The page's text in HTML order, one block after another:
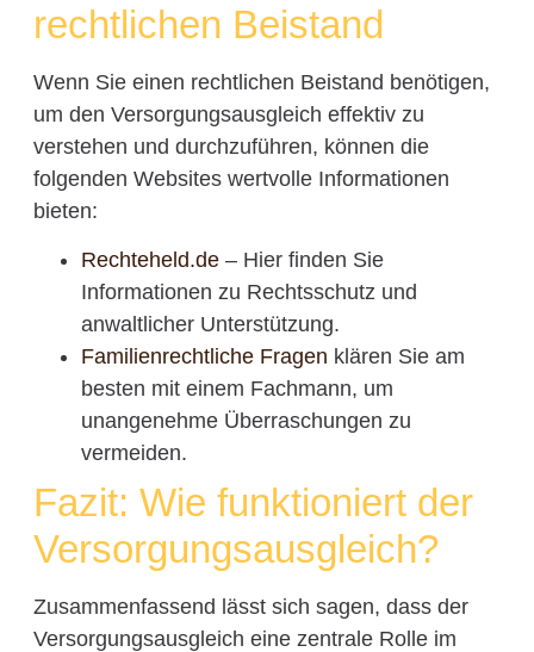
rechtlichen Beistand
Wenn Sie einen rechtlichen Beistand benötigen,
um den Versorgungsausgleich effektiv zu
verstehen und durchzuführen, können die
folgenden Websites wertvolle Informationen
bieten:
Rechteheld.de– Hier finden Sie
Informationen zu Rechtsschutz und
anwaltlicher Unterstützung.
Familienrechtliche Fragen klären Sie am
besten mit einem Fachmann, um
unangenehme Überraschungen zu
vermeiden.
Fazit: Wie funktioniert der
Versorgungsausgleich?
Zusammenfassend lässt sich sagen, dass der
Versorgungsausgleich eine zentrale Rolle im